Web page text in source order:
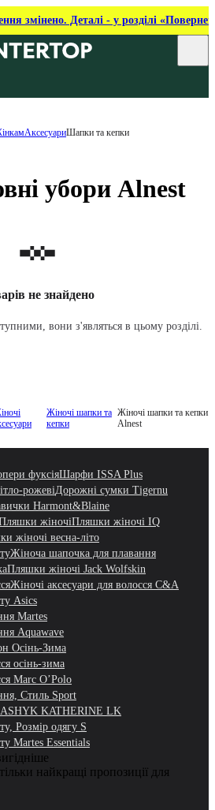
змінено. Деталі - у розділі
АксесуариШапки та кепки
убори Alnest
не знайдено
вони з'являться в цьому розділі.
Жіночі шапки та
кепки
Жіночі шапки та кепки
Alnest
фуксіяШарфи ISSA Plus
рожевіДорожні сумки Tigernu
Harmont&Blaine
жіночіПляшки жіночі IQ
жіночі весна-літо
Жіноча шапочка для плавання
Пляшки жіночі Jack Wolfskin
Жіночі аксесуари для волосся C&A
Asics
Martes
Aquawave
Осінь-Зима
осінь-зима
Marc O’Polo
Стиль Sport
KATHERINE LK
Розмір одягу S
Martes Essentials
найкращі пропозиції для